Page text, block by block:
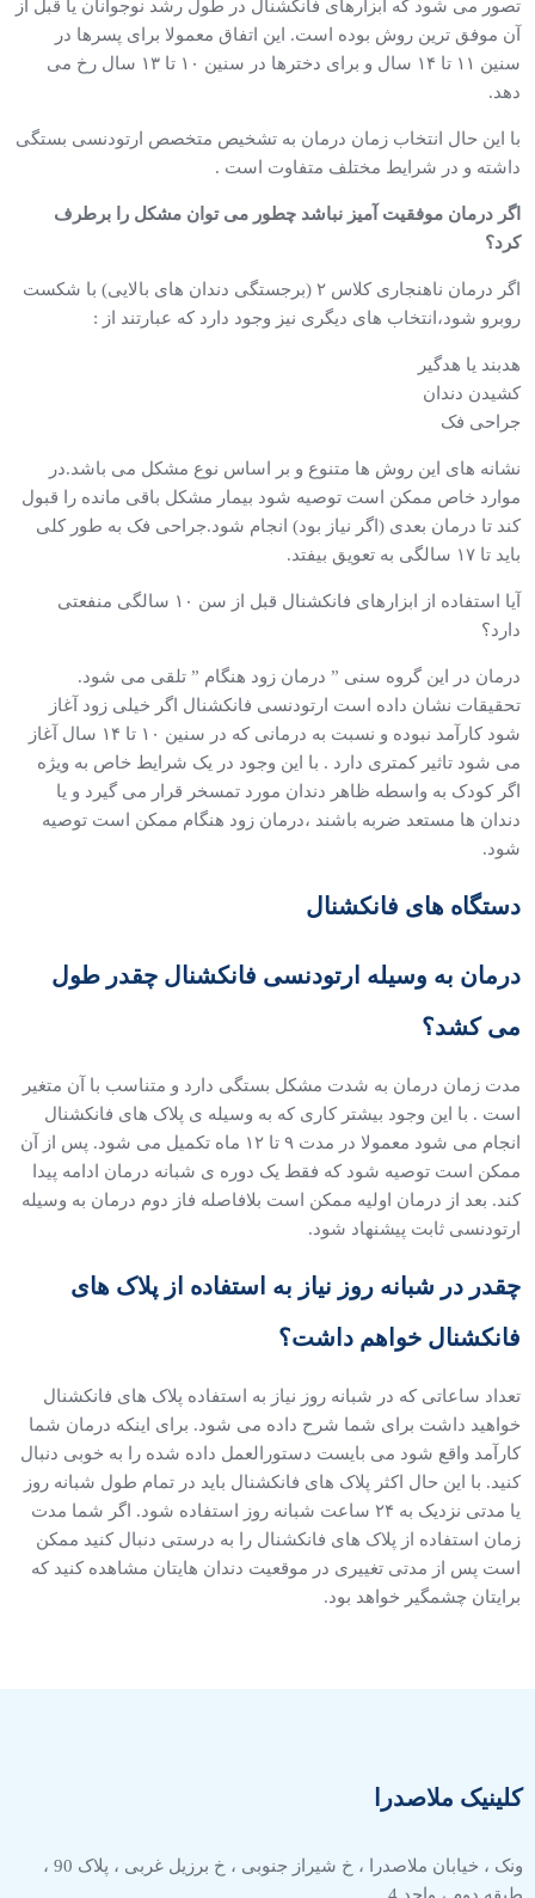
تصور می شود که ابزارهای فانکشنال در طول رشد نوجوانان یا قبل از
آن موفق ترین روش بوده است. این اتفاق معمولا برای پسرها در
سنین ۱۱ تا ۱۴ سال و برای دخترها در سنین ۱۰ تا ۱۳ سال رخ می
دهد.
با این حال انتخاب زمان درمان به تشخیص متخصص ارتودنسی بستگی
داشته و در شرایط مختلف متفاوت است .
اگر درمان موفقیت آمیز نباشد چطور می توان مشکل را برطرف
کرد؟
اگر درمان ناهنجاری کلاس ۲ (برجستگی دندان های بالایی) با شکست
روبرو شود،انتخاب های دیگری نیز وجود دارد که عبارتند از :
هدبند یا هدگیر
کشیدن دندان
جراحی فک
نشانه های این روش ها متنوع و بر اساس نوع مشکل می باشد.در
موارد خاص ممکن است توصیه شود بیمار مشکل باقی مانده را قبول
کند تا درمان بعدی (اگر نیاز بود) انجام شود.جراحی فک به طور کلی
باید تا ۱۷ سالگی به تعویق بیفتد.
آیا استفاده از ابزارهای فانکشنال قبل از سن ۱۰ سالگی منفعتی
دارد؟
درمان در این گروه سنی ” درمان زود هنگام ” تلقی می شود.
تحقیقات نشان داده است ارتودنسی فانکشنال اگر خیلی زود آغاز
شود کارآمد نبوده و نسبت به درمانی که در سنین ۱۰ تا ۱۴ سال آغاز
می شود تاثیر کمتری دارد . با این وجود در یک شرایط خاص به ویژه
اگر کودک به واسطه ظاهر دندان مورد تمسخر قرار می گیرد و یا
دندان ها مستعد ضربه باشند ،درمان زود هنگام ممکن است توصیه
شود.
دستگاه های فانکشنال
درمان به وسیله ارتودنسی فانکشنال چقدر طول
می کشد؟
مدت زمان درمان به شدت مشکل بستگی دارد و متناسب با آن متغیر
است . با این وجود بیشتر کاری که به وسیله ی پلاک های فانکشنال
انجام می شود معمولا در مدت ۹ تا ۱۲ ماه تکمیل می شود. پس از آن
ممکن است توصیه شود که فقط یک دوره ی شبانه درمان ادامه پیدا
کند. بعد از درمان اولیه ممکن است بلافاصله فاز دوم درمان به وسیله
ارتودنسی ثابت پیشنهاد شود.
چقدر در شبانه روز نیاز به استفاده از پلاک های
فانکشنال خواهم داشت؟
تعداد ساعاتی که در شبانه روز نیاز به استفاده پلاک های فانکشنال
خواهید داشت برای شما شرح داده می شود. برای اینکه درمان شما
کارآمد واقع شود می بایست دستورالعمل داده شده را به خوبی دنبال
کنید. با این حال اکثر پلاک های فانکشنال باید در تمام طول شبانه روز
یا مدتی نزدیک به ۲۴ ساعت شبانه روز استفاده شود. اگر شما مدت
زمان استفاده از پلاک های فانکشنال را به درستی دنبال کنید ممکن
است پس از مدتی تغییری در موقعیت دندان هایتان مشاهده کنید که
برایتان چشمگیر خواهد بود.
کلینیک ملاصدرا
ونک ، خیابان ملاصدرا ، خ شیراز جنوبی ، خ برزیل غربی ، پلاک 90 ،